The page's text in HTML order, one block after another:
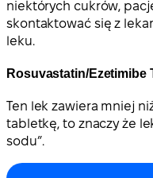
niektórych cukrów,
skontaktować się z
leku.
Rosuvastatin/Ezetimibe
Ten lek zawiera mniej
tabletkę, to znaczy że
sodu”.